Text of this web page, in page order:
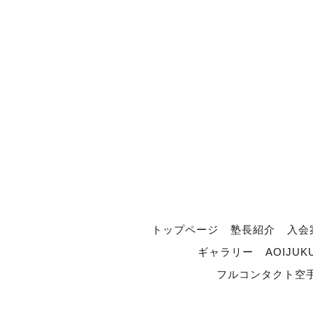
トップページ 塾長紹介
入
ギャラリー
フルコンタクト空